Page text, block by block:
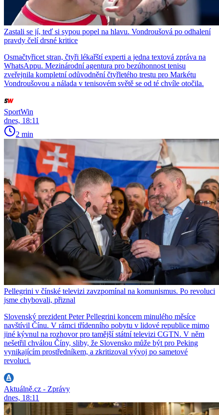
Zastali se jí, teď si sypou popel na hlavu. Vondroušová po odhalení
pravdy čelí drsné kritice
Osmačtyřicet stran, čtyři lékařští experti a jedna textová zpráva na
WhatsAppu. Mezinárodní agentura pro bezúhonnost tenisu
zveřejnila kompletní odůvodnění čtyřletého trestu pro Markétu
Vondroušovou a nálada v tenisovém světě se od té chvíle otočila.
SportWin
dnes, 18:11
2 min
Pellegrini v čínské televizi zavzpomínal na komunismus. Po revoluci
jsme chybovali, přiznal
Slovenský prezident Peter Pellegrini koncem minulého měsíce
navštívil Čínu. V rámci třídenního pobytu v lidové republice mimo
jiné kývnul na rozhovor pro tamější státní televizi CGTN. V něm
nešetřil chválou Číny, sliby, že Slovensko může být pro Peking
vynikajícím prostředníkem, a zkritizoval vývoj po sametové
revoluci.
Aktuálně.cz - Zprávy
dnes, 18:11